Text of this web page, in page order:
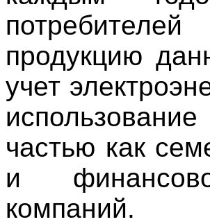
продукцию
учет
частью как
и
компаний.